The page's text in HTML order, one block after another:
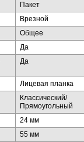
Пакет
Врезной
Общее
Да
Да
Лицевая планка
Классический/
Прямоугольный
24 мм
55 мм